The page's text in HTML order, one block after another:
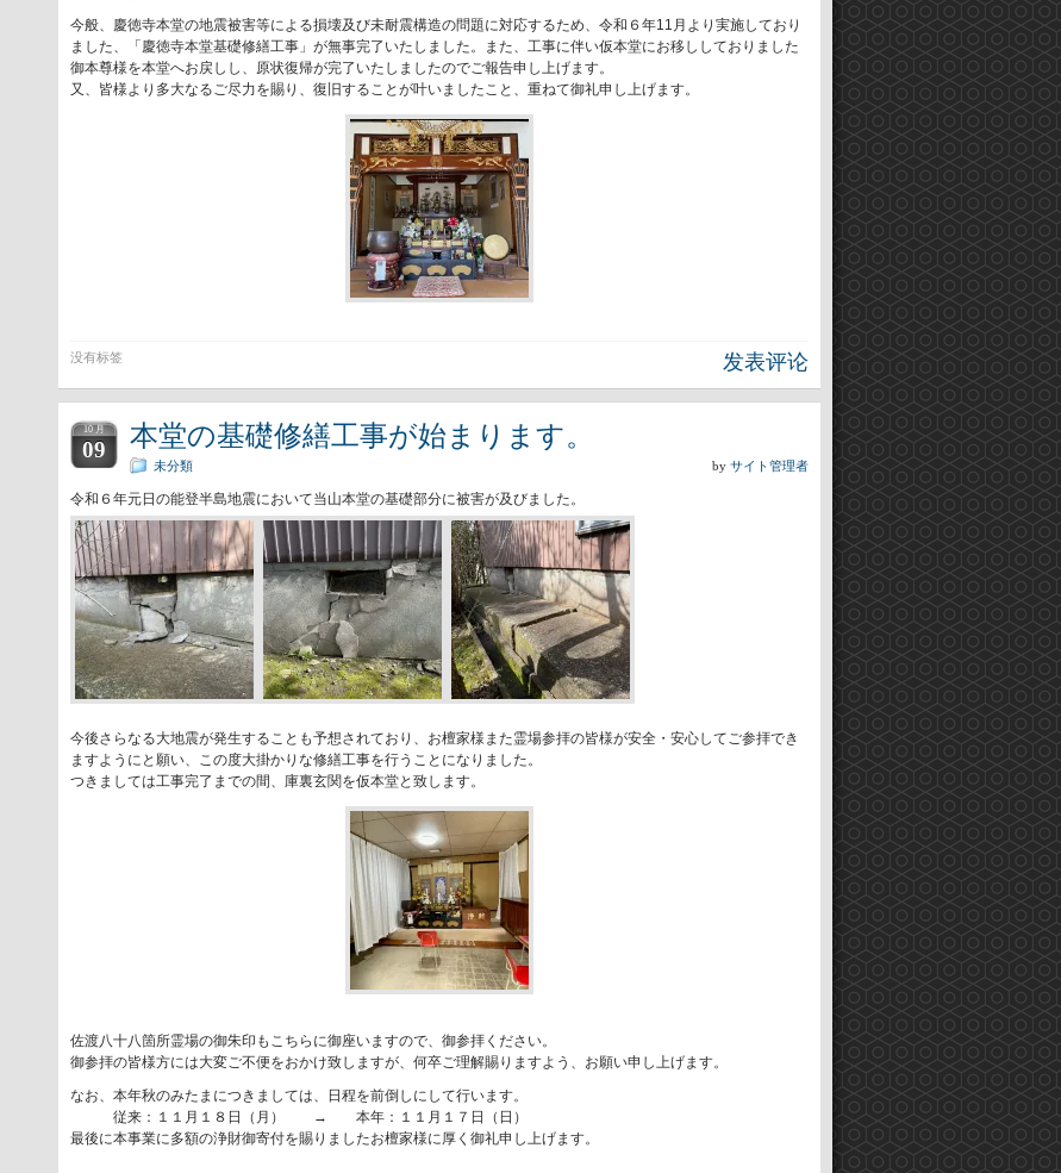
今般、慶徳寺本堂の地震被害等による損壊及び未耐震構造の問題に対応するため、令和６年11月より実施しており
ました、「慶徳寺本堂基礎修繕工事」が無事完了いたしました。また、工事に伴い仮本堂にお移ししておりました
御本尊様を本堂へお戻しし、原状復帰が完了いたしましたのでご報告申し上げます。
又、皆様より多大なるご尽力を賜り、復旧することが叶いましたこと、重ねて御礼申し上げます。
没有标签 发表评论
10 月
09 本堂の基礎修繕工事が始まります。
未分類 by サイト管理者
令和６年元日の能登半島地震において当山本堂の基礎部分に被害が及びました。
今後さらなる大地震が発生することも予想されており、お檀家様また霊場参拝の皆様が安全・安心してご参拝でき
ますようにと願い、この度大掛かりな修繕工事を行うことになりました。
つきましては工事完了までの間、庫裏玄関を仮本堂と致します。
佐渡八十八箇所霊場の御朱印もこちらに御座いますので、御参拝ください。
御参拝の皆様方には大変ご不便をおかけ致しますが、何卒ご理解賜りますよう、お願い申し上げます。
なお、本年秋のみたまにつきましては、日程を前倒しにして行います。
従来：１１月１８日（月） → 本年：１１月１７日（日）
最後に本事業に多額の浄財御寄付を賜りましたお檀家様に厚く御礼申し上げます。